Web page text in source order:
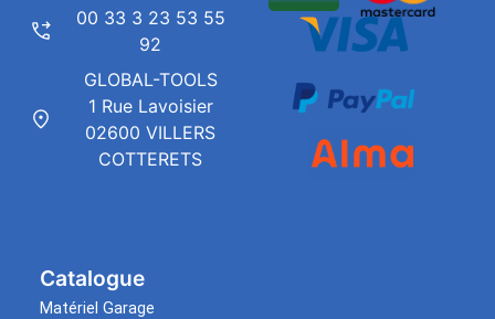
Catalogue
Matériel Garage
00 33 3 23 53 55
92
GLOBAL-TOOLS
1 Rue Lavoisier
02600 VILLERS
COTTERETS